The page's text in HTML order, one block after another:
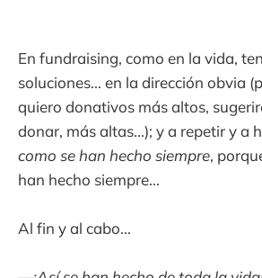
En fundraising, como en la vida,
soluciones... en la dirección obvia
quiero donativos más altos,
donar, más altas...); y a repetir y a
como se han hecho siempre,
han hecho siempre...
Al fin y al cabo...